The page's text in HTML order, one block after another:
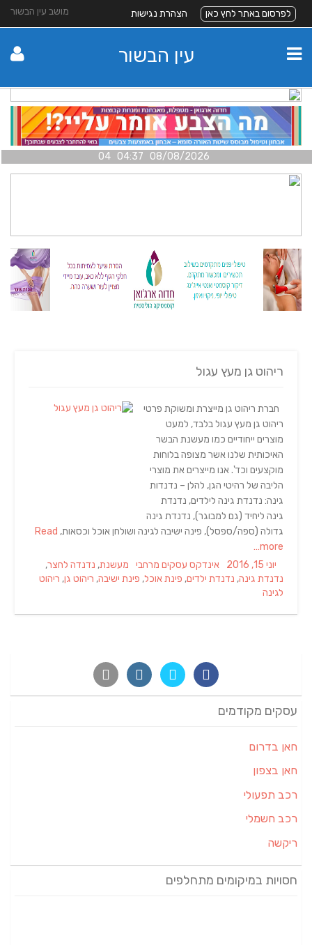
מושב עין הבשור לפרסום באתר לחץ כאן הצהרת נגישות
עין הבשור
08/08/2026 04:37 04
ריהוט גן מעץ עגול
חברת ריהוט גן מייצרת ומשוקת פרטי
ריהוט גן מעץ עגול בלבד, למעט
מוצרים ייחודיים כמו מעשנת הבשר
האיכותית שלנו אשר מצופה בלוחות
מוקצעים וכד'. אנו מייצרים את מוצרי
הליבה של רהיטי הגן, להלן – נדנדות
גינה: נדנדת גינה לילדים, נדנדת
גינה ליחיד (גם למבוגר), נדנדת גינה
גדולה (ספה/ספסל), פינה ישיבה לגינה ושולחן אוכל וכסאות, Read
more…
Posted
on
יוני 15, 2016 Categories
אינדקס עסקים מרחבי Tags
מעשנת, נדנדה לחצר,
נדנדת גינה, נדנדת ילדים, פינת אוכל, פינת ישיבה, ריהוט גן, ריהוט
לגינה
עסקים מקודמים
חאן בדרום
חאן בצפון
רכב תפעולי
רכב חשמלי
ריקשה
חסויות במיקומים מתחלפים